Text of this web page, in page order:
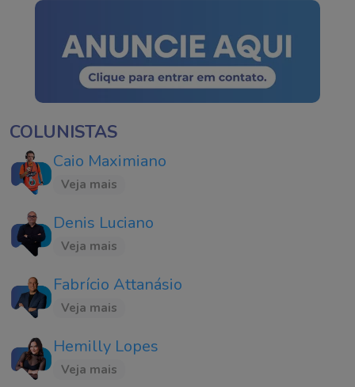
COLUNISTAS
Caio Maximiano
Veja mais
Denis Luciano
Veja mais
Fabrício Attanásio
Veja mais
Hemilly Lopes
Veja mais